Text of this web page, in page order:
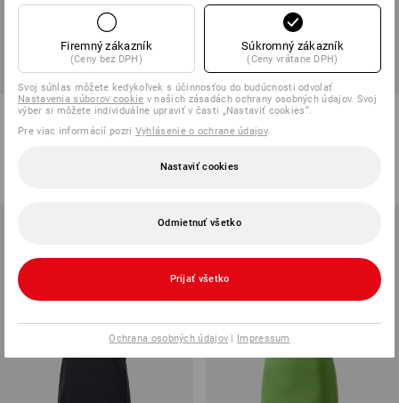
Tričko Merino e.s.trail, dámske Tričko e.s.concrete, dámske
od 17,10 €
Firemný zákazník
(Ceny bez DPH)
Súkromný zákazník
(Ceny vrátane DPH)
Svoj súhlas môžete kedykoľvek s účinnosťou do budúcnosti odvolať
Nastavenia súborov cookie v našich zásadách ochrany osobných údajov. Svoj
výber si môžete individuálne upraviť v časti „Nastaviť cookies“.
Pre viac informácií pozri Vyhlásenie o ochrane údajov.
Nastaviť cookies
Odmietnuť všetko
Prijať všetko
Ochrana osobných údajov | Impressum